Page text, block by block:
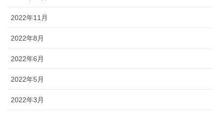
2022年11月
2022年8月
2022年6月
2022年5月
2022年3月